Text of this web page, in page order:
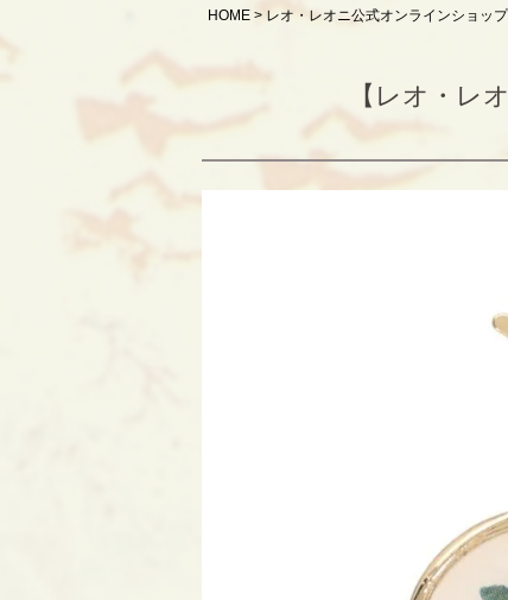
HOME レオ・レオニ公式オンラインショッ
【レオ・レ